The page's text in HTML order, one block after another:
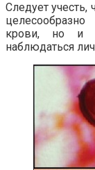
Следует учесть,
крови, но и
наблюдаться